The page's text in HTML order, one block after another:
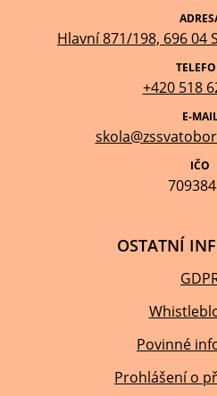
Hlavní 871/198, 696
+420 518
E-
IČO
OSTATNÍ
Povinné
Prohlášení o